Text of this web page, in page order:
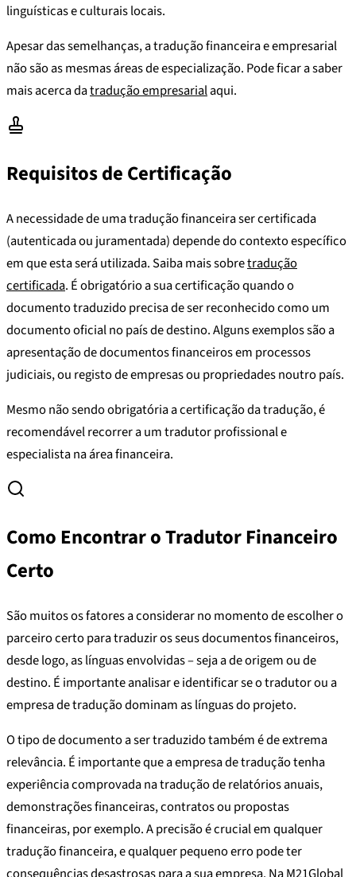
linguísticas e culturais locais.
Apesar das semelhanças, a tradução financeira e empresarial
não são as mesmas áreas de especialização. Pode ficar a saber
mais acerca datradução empresarialaqui.
Requisitos de Certificação
A necessidade de uma tradução financeira ser certificada
(autenticada ou juramentada) depende do contexto específico
em que esta será utilizada. Saiba mais sobretradução
certificada. É obrigatório a sua certificação quando o
documento traduzido precisa de ser reconhecido como um
documento oficial no país de destino. Alguns exemplos são a
apresentação de documentos financeiros em processos
judiciais, ou registo de empresas ou propriedades noutro país.
Mesmo não sendo obrigatória a certificação da tradução, é
recomendável recorrer a um tradutor profissional e
especialista na área financeira.
Como Encontrar o Tradutor Financeiro
Certo
São muitos os fatores a considerar no momento de escolher o
parceiro certo para traduzir os seus documentos financeiros,
desde logo, as línguas envolvidas – seja a de origem ou de
destino. É importante analisar e identificar se o tradutor ou a
empresa de tradução dominam as línguas do projeto.
O tipo de documento a ser traduzido também é de extrema
relevância. É importante que a empresa de tradução tenha
experiência comprovada na tradução de relatórios anuais,
demonstrações financeiras, contratos ou propostas
financeiras, por exemplo. A precisão é crucial em qualquer
tradução financeira, e qualquer pequeno erro pode ter